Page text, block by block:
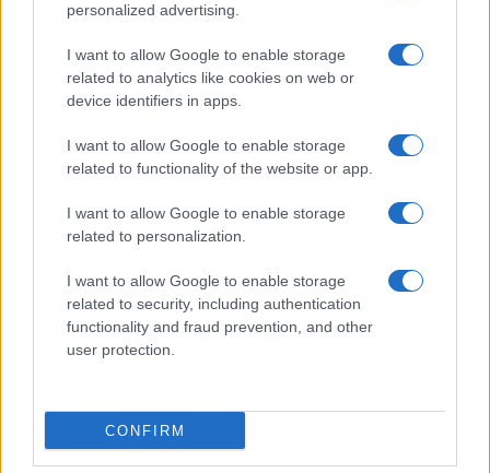
personalized advertising.
I want to allow Google to enable storage
related to analytics like cookies on web or
device identifiers in apps.
I want to allow Google to enable storage
related to functionality of the website or app.
I want to allow Google to enable storage
related to personalization.
I want to allow Google to enable storage
related to security, including authentication
functionality and fraud prevention, and other
user protection.
CONFIRM
Το FIAT 500 Hybrid τώρα
από 18.990 ευρώ
Ατρόμητος και Novibet
της συνεργασίας τους μέχρι
το 2028
18η συνεχόμενη χρονιά για τον ΟΤΕ στη διεθνή σειρά